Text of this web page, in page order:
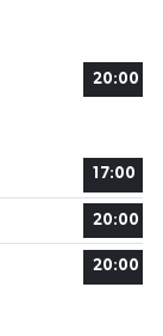
20:00
17:00
20:00
20:00